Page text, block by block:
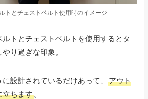
トとチェストベルト使用時のイメージ
トとチェストベルトを使用するとタ
り過ぎな印象。
に設計されているだけあって、アウト
立ちます 。